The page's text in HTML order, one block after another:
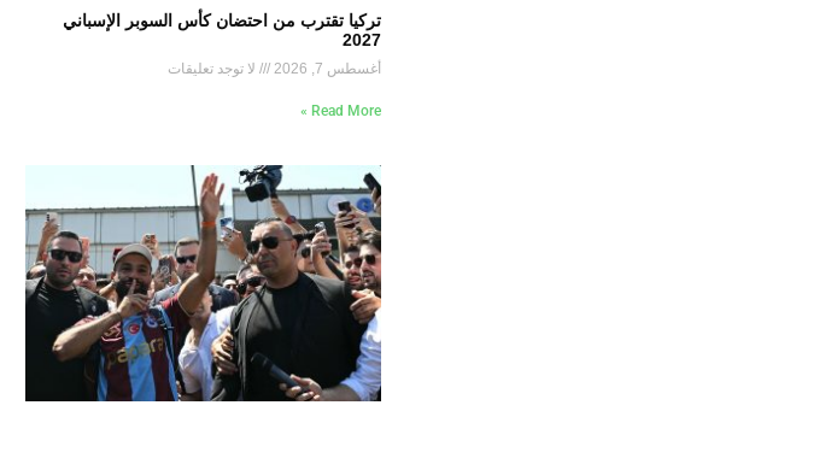
تركيا تقترب من احتضان كأس السوبر الإسباني
2027
أغسطس 7, 2026 لا توجد تعليقات
Read More »